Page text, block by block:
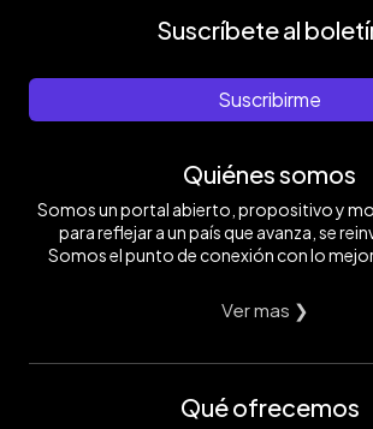
Suscríbete al
Suscribirme
Quiénes somos
Somos un portal abierto, propositivo y
para reflejar a un país que avanza, se
Somos el punto de conexión con lo mejor
Ver mas ❯
Qué ofrecemos